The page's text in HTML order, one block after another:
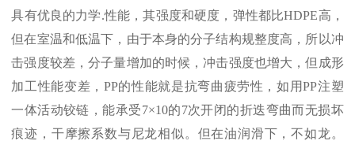
具有优良的力学.性能，其强度和硬度，弹性都比HDPE高，
但在室温和低温下，由于本身的分子结构规整度高，所以冲
击强度较差，分子量增加的时候，冲击强度也增大，但成形
加工性能变差， PP的性能就是抗弯曲疲劳性，如用PP注塑
一体活动铰链，能承受7×10的7次开闭的折迭弯曲而无损坏
痕迹，干摩擦系数与尼龙相似。但在油润滑下，不如龙。